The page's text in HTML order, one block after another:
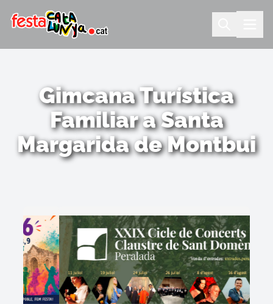
Gimcana Turística
Familiar a Santa
Margarida de Montbui